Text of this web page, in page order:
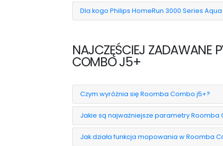
Dla kogo Philips HomeRun 3000 Series
NAJCZĘŚCIEJ ZADAWANE
COMBO J5+
Czym wyróżnia się Roomba Combo j5+?
Jakie są najważniejsze parametry Roomba
Jak działa funkcja mopowania w Roomba